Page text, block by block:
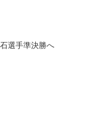
選手準決勝へ